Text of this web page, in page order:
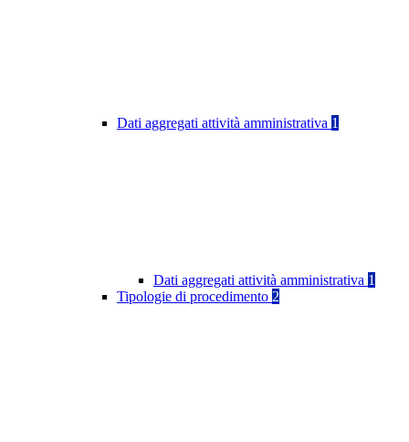
Dati aggregati attività amministrativa 1
Dati aggregati attività amministrativa 1
Tipologie di procedimento 2